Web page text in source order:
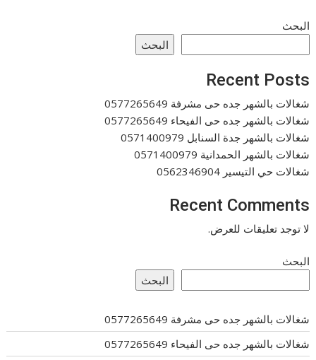
البحث
البحث
Recent Posts
شغالات بالشهر جده حى مشرفة 0577265649
شغالات بالشهر جده حى الفيحاء 0577265649
شغالات بالشهر جدة السنابل 0571400979
شغالات بالشهر الحمدانية 0571400979
شغالات حي التيسير 0562346904
Recent Comments
لا توجد تعليقات للعرض.
البحث
البحث
شغالات بالشهر جده حى مشرفة 0577265649
شغالات بالشهر جده حى الفيحاء 0577265649